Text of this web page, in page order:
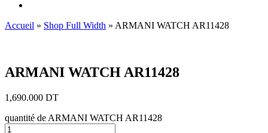
Accueil » Shop Full Width » ARMANI WATCH AR11428
ARMANI WATCH AR11428
1,690.000 DT
quantité de ARMANI WATCH AR11428